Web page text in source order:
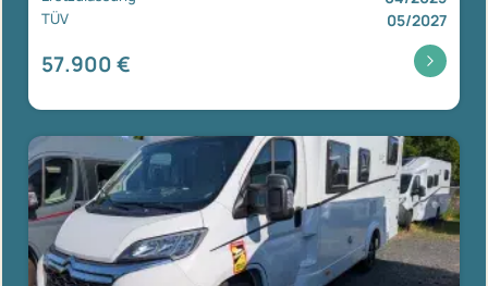
TÜV 05/2027
57.900 €